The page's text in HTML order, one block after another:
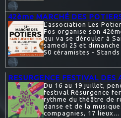
42ème MARCHÉ DES
L'association Les
Fos organise son
qui va se dérouler à
samedi 25 et
50 céramistes - Stands
RESURGENCE FESTIVAL DES
Du 16 au 19 juillet,
festival Résurgence
rythme du théâtre de
danse et de la
compagnies, 17 lieux...